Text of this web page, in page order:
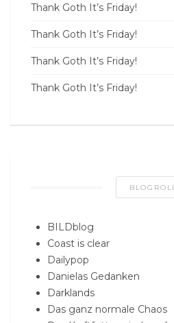
Thank Goth It’s Friday!
Thank Goth It’s Friday!
Thank Goth It’s Friday!
Thank Goth It’s Friday!
BLOGROLL
BILDblog
Coast is clear
Dailypop
Danielas Gedanken
Darklands
Das ganz normale Chaos